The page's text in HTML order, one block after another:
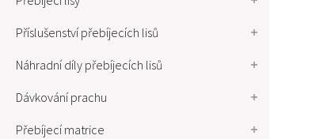
Příslušenství přebíjecích lisů
Náhradní díly přebíjecích lisů
Dávkování prachu
Přebíjecí matrice